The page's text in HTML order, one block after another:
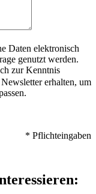
Daten elektronisch
genutzt werden.
zur Kenntnis
erhalten, um
* Pflichteingaben